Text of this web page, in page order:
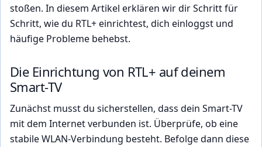
stoßen. In diesem Artikel erklären wir dir Schritt für
Schritt, wie du RTL+ einrichtest, dich einloggst und
häufige Probleme behebst.
Die Einrichtung von RTL+ auf deinem
Smart-TV
Zunächst musst du sicherstellen, dass dein Smart-TV
mit dem Internet verbunden ist. Überprüfe, ob eine
stabile WLAN-Verbindung besteht. Befolge dann diese